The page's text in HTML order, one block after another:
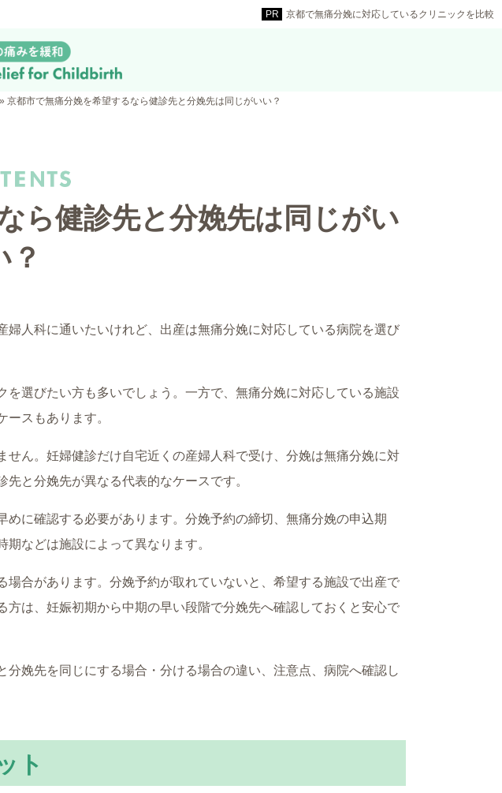
京都で無痛分娩に対応しているクリニックを比較
» 京都市で無痛分娩を希望するなら健診先と分娩先は同じがいい？
ら健診先と分娩先は同じがい
？
人科に通いたいけれど、出産は無痛分娩に対応している病院を選び
選びたい方も多いでしょう。一方で、無痛分娩に対応している施設
スもあります。
ん。妊婦健診だけ自宅近くの産婦人科で受け、分娩は無痛分娩に対
と分娩先が異なる代表的なケースです。
に確認する必要があります。分娩予約の締切、無痛分娩の申込期
などは施設によって異なります。
合があります。分娩予約が取れていないと、希望する施設で出産で
は、妊娠初期から中期の早い段階で分娩先へ確認しておくと安心で
娩先を同じにする場合・分ける場合の違い、注意点、病院へ確認し
ト